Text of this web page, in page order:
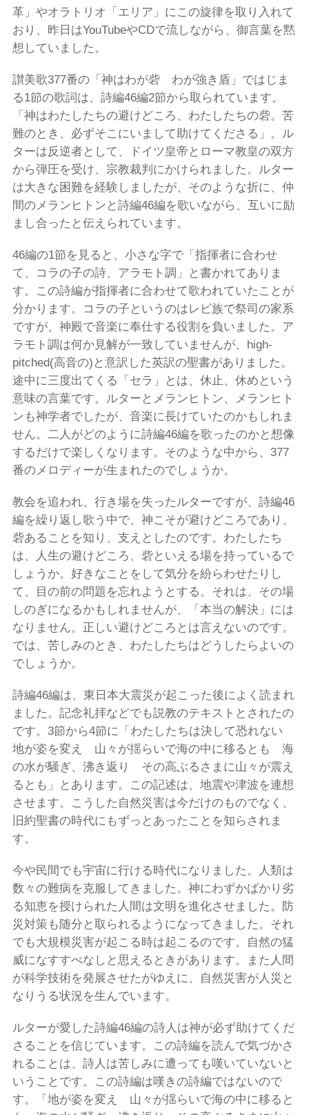
革」やオラトリオ「エリア」にこの旋律を取り入れて
おり、昨日はYouTubeやCDで流しながら、御言葉を黙
想していました。
讃美歌377番の「神はわが砦 わが強き盾」ではじま
る1節の歌詞は、詩編46編2節から取られています。
「神はわたしたちの避けどころ、わたしたちの砦。苦
難のとき、必ずそこにいまして助けてくださる」。ル
ターは反逆者として、ドイツ皇帝とローマ教皇の双方
から弾圧を受け、宗教裁判にかけられました。ルター
は大きな困難を経験しましたが、そのような折に、仲
間のメランヒトンと詩編46編を歌いながら、互いに励
まし合ったと伝えられています。
46編の1節を見ると、小さな字で「指揮者に合わせ
て、コラの子の詩、アラモト調」と書かれてありま
す。この詩編が指揮者に合わせて歌われていたことが
分かります。コラの子というのはレビ族で祭司の家系
ですが、神殿で音楽に奉仕する役割を負いました。ア
ラモト調は何か見解が一致していませんが、high-
pitched(高音の)と意訳した英訳の聖書がありました。
途中に三度出てくる「セラ」とは、休止、休めという
意味の言葉です。ルターとメランヒトン、メランヒト
ンも神学者でしたが、音楽に長けていたのかもしれま
せん。二人がどのように詩編46編を歌ったのかと想像
するだけで楽しくなります。そのような中から、377
番のメロディーが生まれたのでしょうか。
教会を追われ、行き場を失ったルターですが、詩編46
編を繰り返し歌う中で、神こそが避けどころであり、
砦あることを知り、支えとしたのです。わたしたち
は、人生の避けどころ、砦といえる場を持っているで
しょうか。好きなことをして気分を紛らわせたりし
て、目の前の問題を忘れようとする。それは、その場
しのぎになるかもしれませんが、「本当の解決」には
なりません。正しい避けどころとは言えないのです。
では、苦しみのとき、わたしたちはどうしたらよいの
でしょうか。
詩編46編は、東日本大震災が起こった後によく読まれ
ました。記念礼拝などでも説教のテキストとされたの
です。3節から4節に「わたしたちは決して恐れない
地が姿を変え 山々が揺らいで海の中に移るとも 海
の水が騒ぎ、沸き返り その高ぶるさまに山々が震え
るとも」とあります。この記述は、地震や津波を連想
させます。こうした自然災害は今だけのものでなく、
旧約聖書の時代にもずっとあったことを知らされま
す。
今や民間でも宇宙に行ける時代になりました。人類は
数々の難病を克服してきました。神にわずかばかり劣
る知恵を授けられた人間は文明を進化させました。防
災対策も随分と取られるようになってきました。それ
でも大規模災害が起こる時は起こるのです。自然の猛
威になすすべなしと思えるときがあります。また人間
が科学技術を発展させたがゆえに、自然災害が人災と
なりうる状況を生んでいます。
ルターが愛した詩編46編の詩人は神が必ず助けてくだ
さることを信じています。この詩編を読んで気づかさ
れることは、詩人は苦しみに遭っても嘆いていないと
いうことです。この詩編は嘆きの詩編ではないので
す。「地が姿を変え 山々が揺らいで海の中に移ると